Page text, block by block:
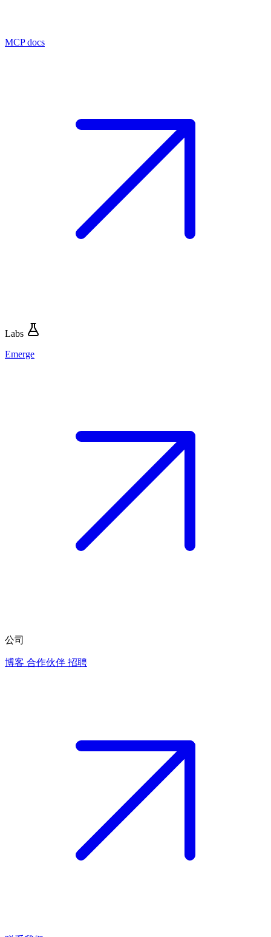
MCP docs
Labs
Emerge
公司
博客 合作伙伴 招聘